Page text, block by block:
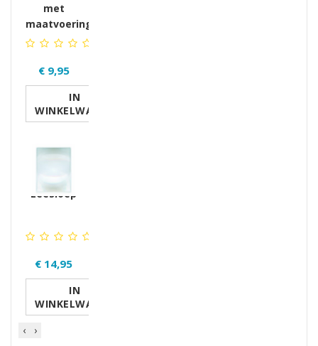
met
maatvoering
€ 9,95
IN
WINKELWAGEN
Leesloep
€ 14,95
IN
WINKELWAGEN
‹
›